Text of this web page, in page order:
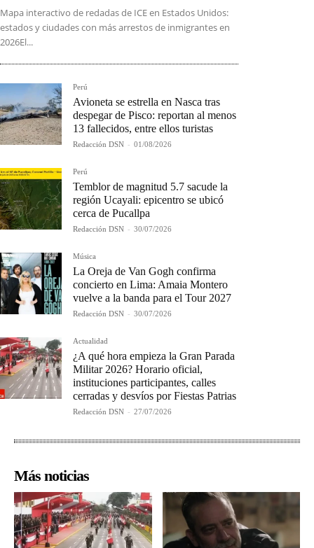
Mapa interactivo de redadas de ICE en Estados Unidos:
estados y ciudades con más arrestos de inmigrantes en
2026El...
Perú
Avioneta se estrella en Nasca tras
despegar de Pisco: reportan al menos
13 fallecidos, entre ellos turistas
Redacción DSN - 01/08/2026
Perú
Temblor de magnitud 5.7 sacude la
región Ucayali: epicentro se ubicó
cerca de Pucallpa
Redacción DSN - 30/07/2026
Música
La Oreja de Van Gogh confirma
concierto en Lima: Amaia Montero
vuelve a la banda para el Tour 2027
Redacción DSN - 30/07/2026
Actualidad
¿A qué hora empieza la Gran Parada
Militar 2026? Horario oficial,
instituciones participantes, calles
cerradas y desvíos por Fiestas Patrias
Redacción DSN - 27/07/2026
Más noticias